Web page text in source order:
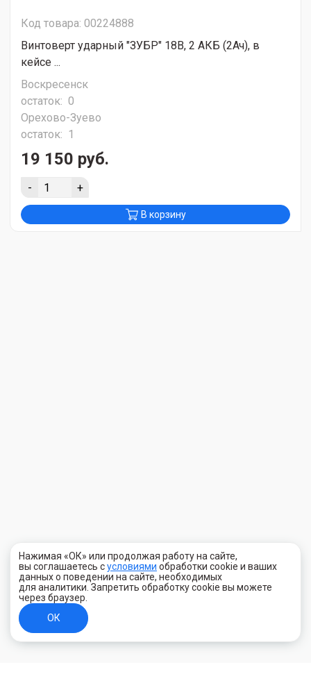
Код товара: 00224888
Винтоверт ударный "ЗУБР" 18В, 2 АКБ (2Ач), в
кейсе ...
Воскресенск
остаток: 0
Орехово-Зуево
остаток: 1
19 150 руб.
- +
В корзину
Нажимая «ОК» или продолжая работу на сайте,
вы соглашаетесь сусловиями обработки cookie и ваших
данных о поведении на сайте, необходимых
для аналитики. Запретить обработку cookie вы можете
через браузер.
ОК